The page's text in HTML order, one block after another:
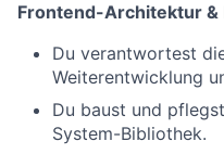
Frontend-Architektur &
Du verantwortest
Weiterentwicklung
Du baust und
System-Bibliothek.